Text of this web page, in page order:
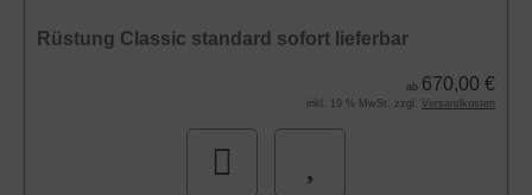
Rüstung Classic standard sofort lieferbar
ab 670,00 €
inkl. 19 % MwSt. zzgl. Versandkosten